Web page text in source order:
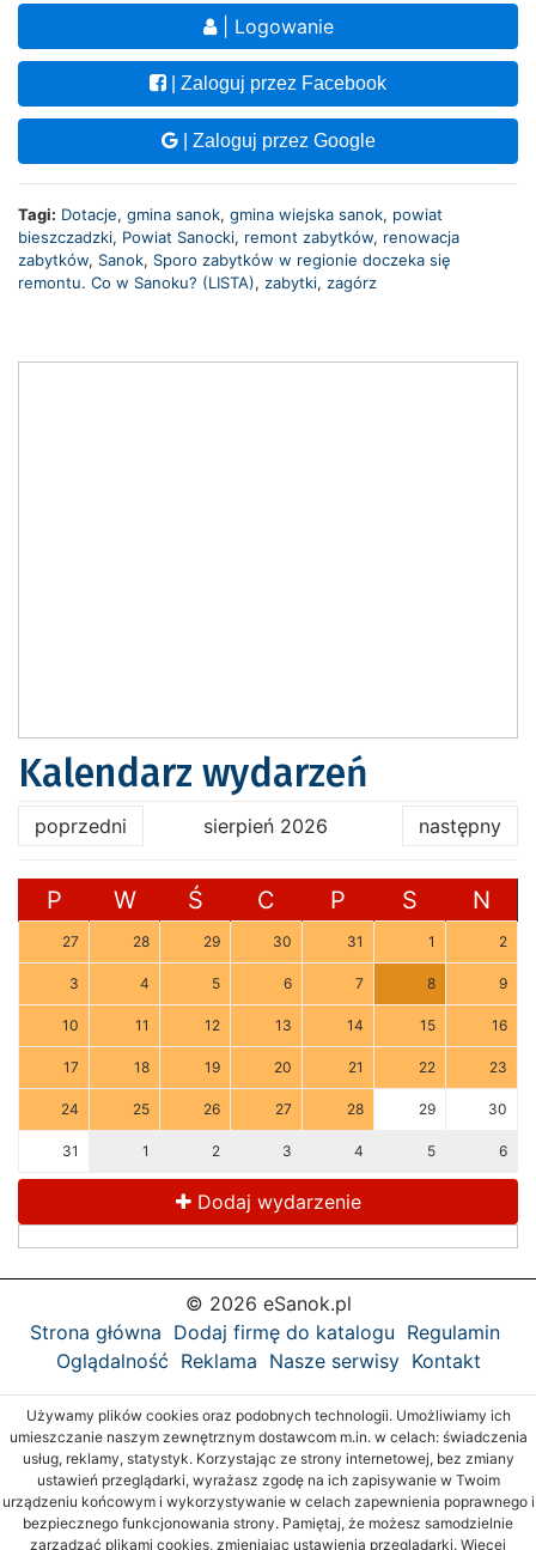
| Logowanie
| Zaloguj przez Facebook
| Zaloguj przez Google
Tagi: Dotacje, gmina sanok, gmina wiejska sanok, powiat
bieszczadzki, Powiat Sanocki, remont zabytków, renowacja
zabytków, Sanok, Sporo zabytków w regionie doczeka się
remontu. Co w Sanoku? (LISTA), zabytki, zagórz
Kalendarz wydarzeń
poprzedni sierpień 2026 następny
P W Ś C P S N
27 28 29 30 31 1 2
3 4 5 6 7 8 9
10 11 12 13 14 15 16
17 18 19 20 21 22 23
24 25 26 27 28 29 30
31 1 2 3 4 5 6
Dodaj wydarzenie
© 2026 eSanok.pl
Strona główna Dodaj firmę do katalogu Regulamin
Oglądalność Reklama Nasze serwisy Kontakt
Używamy plików cookies oraz podobnych technologii. Umożliwiamy ich
umieszczanie naszym zewnętrznym dostawcom m.in. w celach: świadczenia
usług, reklamy, statystyk. Korzystając ze strony internetowej, bez zmiany
ustawień przeglądarki, wyrażasz zgodę na ich zapisywanie w Twoim
urządzeniu końcowym i wykorzystywanie w celach zapewnienia poprawnego i
bezpiecznego funkcjonowania strony. Pamiętaj, że możesz samodzielnie
zarządzać plikami cookies, zmieniając ustawienia przeglądarki. Więcej